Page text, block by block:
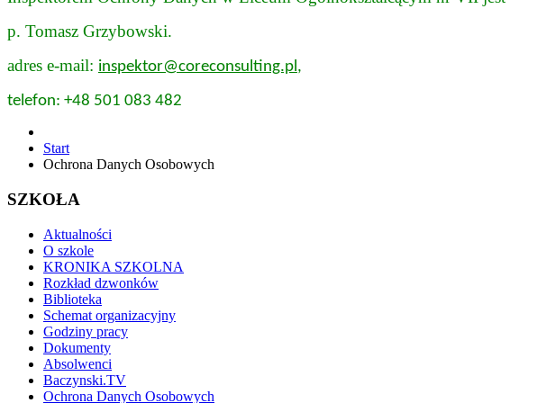
p. Tomasz Grzybowski.
adres e-mail: inspektor@coreconsulting.pl,
telefon: +48 501 083 482
Start
Ochrona Danych Osobowych
SZKOŁA
Aktualności
O szkole
KRONIKA SZKOLNA
Rozkład dzwonków
Biblioteka
Schemat organizacyjny
Godziny pracy
Dokumenty
Absolwenci
Baczynski.TV
Ochrona Danych Osobowych